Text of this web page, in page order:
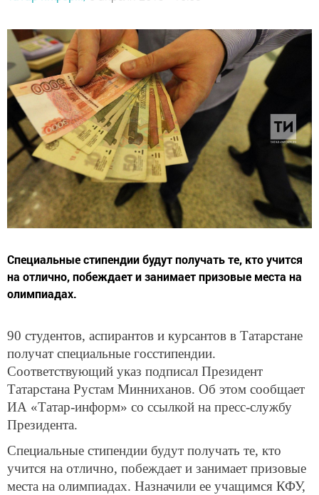
Специальные стипендии будут получать те, кто учится
на отлично, побеждает и занимает призовые места на
олимпиадах.
90 студентов, аспирантов и курсантов в Татарстане
получат специальные госстипендии.
Соответствующий указ подписал Президент
Татарстана Рустам Минниханов. Об этом сообщает
ИА «Татар-информ» со ссылкой на пресс-службу
Президента.
Специальные стипендии будут получать те, кто
учится на отлично, побеждает и занимает призовые
места на олимпиадах. Назначили ее учащимся КФУ,